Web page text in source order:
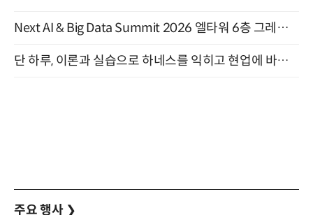
Next AI & Big Data Summit 2026 엘타워 6층 그레이스홀 개최 (9/18)
단 하루, 이론과 실습으로 하네스를 익히고 현업에 바로 쓰는 핸즈온 워크숍 (8/20)
주요 행사 ❯